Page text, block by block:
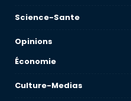
Science-Sante
Opinions
Économie
Culture-Medias